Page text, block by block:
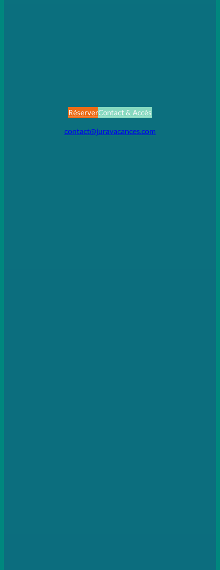
RéserverContact & Accès
contact@juravacances.com